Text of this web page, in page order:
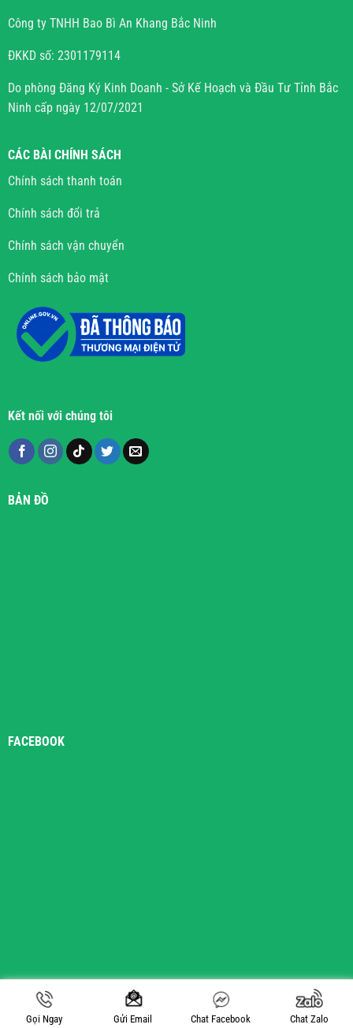
Công ty TNHH Bao Bì An Khang Bắc Ninh
ĐKKD số: 2301179114
Do phòng Đăng Ký Kinh Doanh - Sở Kế Hoạch và Đầu Tư Tỉnh Bắc
Ninh cấp ngày 12/07/2021
CÁC BÀI CHÍNH SÁCH
Chính sách thanh toán
Chính sách đổi trả
Chính sách vận chuyển
Chính sách bảo mật
Kết nối với chúng tôi
BẢN ĐỒ
FACEBOOK
Copyright 2026 © tuibaotraicayankhang.com
Gọi Ngay Gửi Email Chat Facebook Chat Zalo